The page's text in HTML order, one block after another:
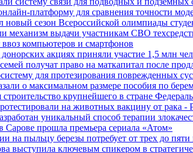
платформу для сравнения точности
новый сезон Всероссийской олимпиады
механизм выдачи участникам СВО
компьютеров и смартфонов
акциях приняли участие 1,5 млн
получат право на маткапитал после
для протезирования поврежденных
о максимальном размере пособия по
крупнейшего в стране
на животных вакцину от рака -
уникальный способ терапии
Сарове прошла премьера сериала «Атом»
на пыльцу березы потребует от трех до
выступила ключевым спикером в